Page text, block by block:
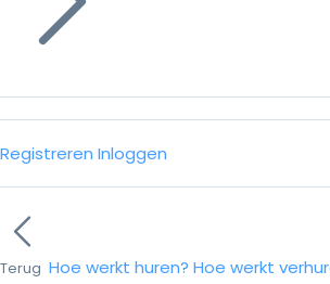
Registreren Inloggen
Terug Hoe werkt huren? Hoe werkt